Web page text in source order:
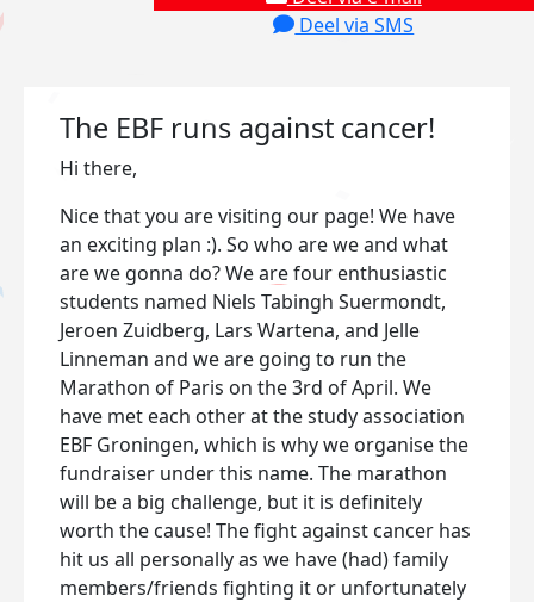
Deel via SMS
The EBF runs against cancer!
Hi there,
Nice that you are visiting our page! We have
an exciting plan :). So who are we and what
are we gonna do? We are four enthusiastic
students named Niels Tabingh Suermondt,
Jeroen Zuidberg, Lars Wartena, and Jelle
Linneman and we are going to run the
Marathon of Paris on the 3rd of April. We
have met each other at the study association
EBF Groningen, which is why we organise the
fundraiser under this name. The marathon
will be a big challenge, but it is definitely
worth the cause! The fight against cancer has
hit us all personally as we have (had) family
members/friends fighting it or unfortunately